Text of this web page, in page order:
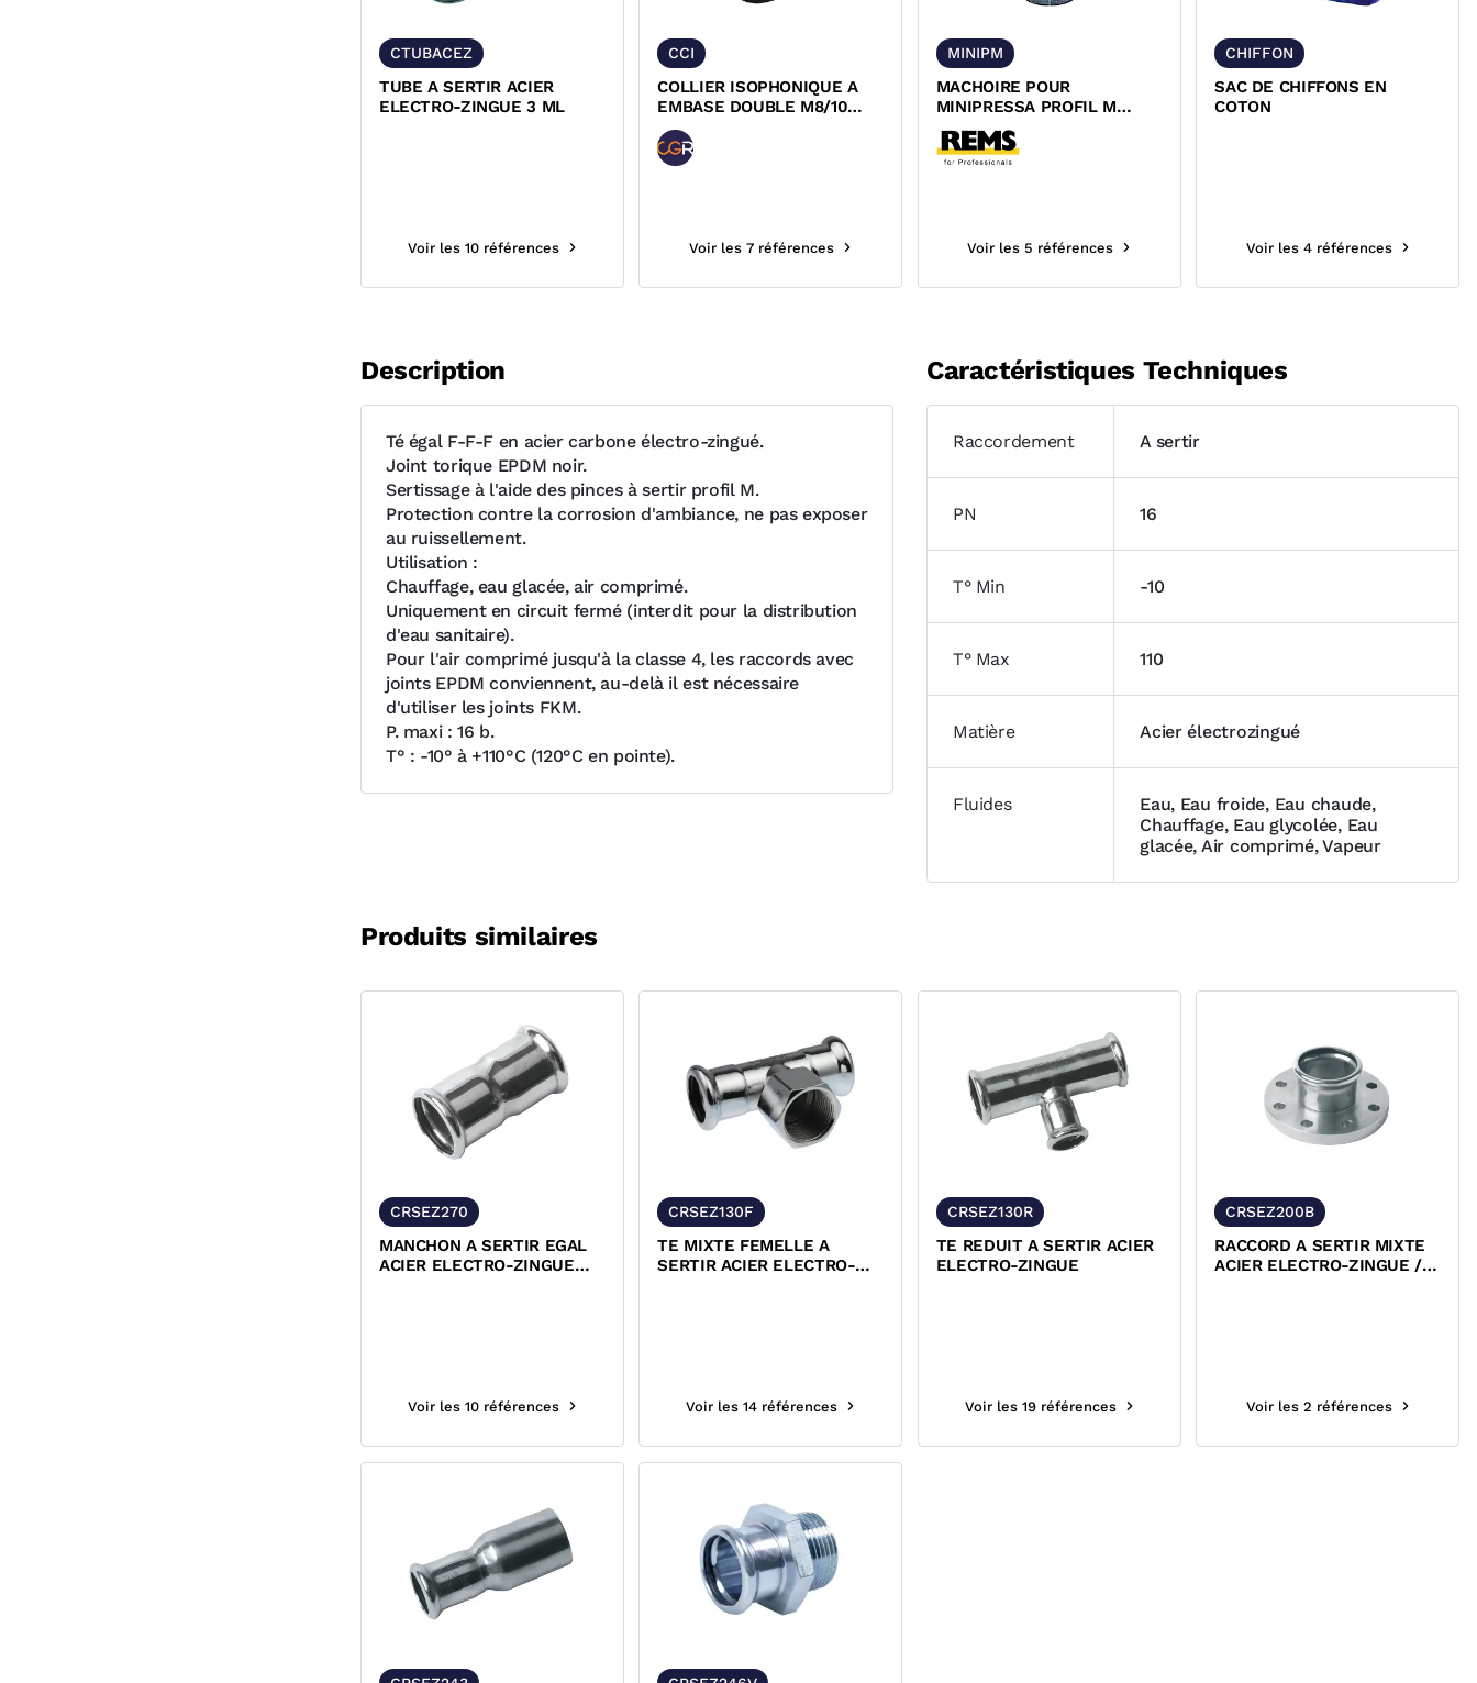
CTUBACEZ
TUBE A SERTIR ACIER
ELECTRO-ZINGUE 3 ML
Voir les 10 références
CCI
COLLIER ISOPHONIQUE A
EMBASE DOUBLE M8/10
80KG FERMETURE RAPIDE
Voir les 7 références
MINIPM
MACHOIRE POUR
MINIPRESSA PROFIL M
REMS
Voir les 5 références
CHIFFON
SAC DE CHIFFONS EN
COTON
Voir les 4 références
Description
Té égal F-F-F en acier carbone électro-zingué.
Joint torique EPDM noir.
Sertissage à l'aide des pinces à sertir profil M.
Protection contre la corrosion d'ambiance, ne pas exposer
au ruissellement.
Utilisation :
Chauffage, eau glacée, air comprimé.
Uniquement en circuit fermé (interdit pour la distribution
d'eau sanitaire).
Pour l'air comprimé jusqu'à la classe 4, les raccords avec
joints EPDM conviennent, au-delà il est nécessaire
d'utiliser les joints FKM.
P. maxi : 16 b.
T° : -10° à +110°C (120°C en pointe).
Caractéristiques Techniques
Raccordement A sertir
PN 16
T° Min -10
T° Max 110
Matière Acier électrozingué
Fluides
Eau, Eau froide, Eau chaude,
Chauffage, Eau glycolée, Eau
glacée, Air comprimé, Vapeur
Produits similaires
CRSEZ270
MANCHON A SERTIR EGAL
ACIER ELECTRO-ZINGUE
Voir les 10 références
CRSEZ130F
TE MIXTE FEMELLE A
SERTIR ACIER ELECTRO-
Voir les 14 références
CRSEZ130R
TE REDUIT A SERTIR ACIER
ELECTRO-ZINGUE
Voir les 19 références
CRSEZ200B
RACCORD A SERTIR MIXTE
ACIER ELECTRO-ZINGUE / A
Voir les 2 références